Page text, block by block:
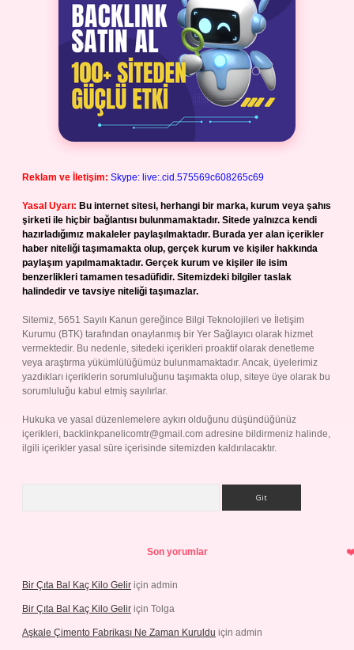
Reklam ve İletişim: Skype: live:.cid.575569c608265c69
Yasal Uyarı: Bu internet sitesi, herhangi bir marka, kurum veya şahıs
şirketi ile hiçbir bağlantısı bulunmamaktadır. Sitede yalnızca kendi
hazırladığımız makaleler paylaşılmaktadır. Burada yer alan içerikler
haber niteliği taşımamakta olup, gerçek kurum ve kişiler hakkında
paylaşım yapılmamaktadır. Gerçek kurum ve kişiler ile isim
benzerlikleri tamamen tesadüfidir. Sitemizdeki bilgiler taslak
halindedir ve tavsiye niteliği taşımazlar.
Sitemiz, 5651 Sayılı Kanun gereğince Bilgi Teknolojileri ve İletişim
Kurumu (BTK) tarafından onaylanmış bir Yer Sağlayıcı olarak hizmet
vermektedir. Bu nedenle, sitedeki içerikleri proaktif olarak denetleme
veya araştırma yükümlülüğümüz bulunmamaktadır. Ancak, üyelerimiz
yazdıkları içeriklerin sorumluluğunu taşımakta olup, siteye üye olarak bu
sorumluluğu kabul etmiş sayılırlar.
Hukuka ve yasal düzenlemelere aykırı olduğunu düşündüğünüz
içerikleri, backlinkpanelicomtr@gmail.com adresine bildirmeniz halinde,
ilgili içerikler yasal süre içerisinde sitemizden kaldırılacaktır.
Son yorumlar
Bir Çıta Bal Kaç Kilo Gelir için admin
Bir Çıta Bal Kaç Kilo Gelir için Tolga
Aşkale Çimento Fabrikası Ne Zaman Kuruldu için admin